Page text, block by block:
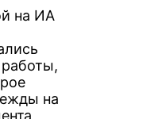
на ИА
на